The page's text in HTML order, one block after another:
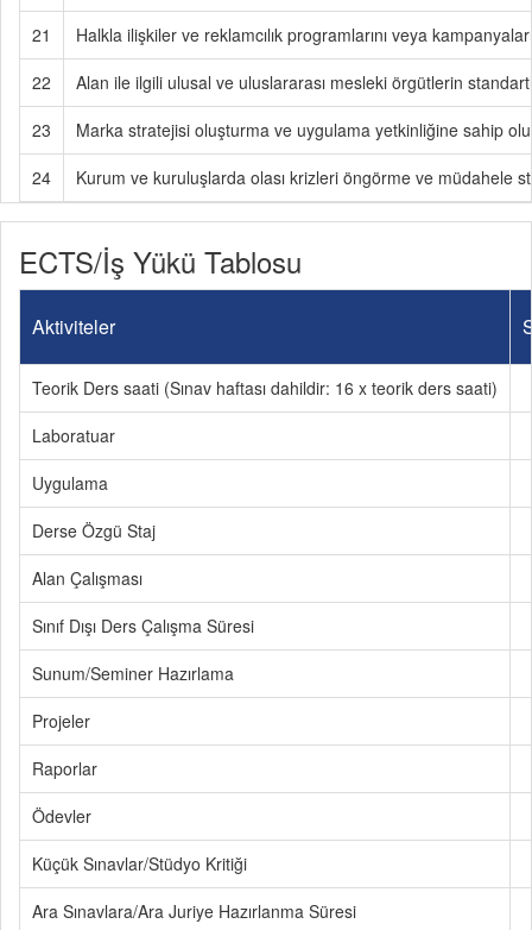
21
Halkla ilişkiler ve reklamcılık programlarını veya
22
Alan ile ilgili ulusal ve uluslararası mesleki örgütlerin
23
Marka stratejisi oluşturma ve uygulama yetkinliğine sahip
24
Kurum ve kuruluşlarda olası krizleri öngörme ve müdahele
ECTS/İş Yükü Tablosu
Aktiviteler
Teorik Ders saati (Sınav haftası dahildir: 16 x teorik ders saati)
Laboratuar
Uygulama
Derse Özgü Staj
Alan Çalışması
Sınıf Dışı Ders Çalışma Süresi
Sunum/Seminer Hazırlama
Projeler
Raporlar
Ödevler
Küçük Sınavlar/Stüdyo Kritiği
Ara Sınavlara/Ara Juriye Hazırlanma Süresi